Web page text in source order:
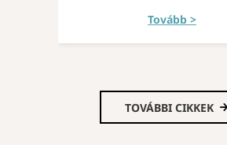
Tovább >
TOVÁBBI CIKKEK